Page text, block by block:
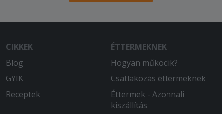
CIKKEK
Blog
GYIK
Receptek
ÉTTERMEKNEK
Hogyan működik?
Csatlakozás éttermeknek
Éttermek - Azonnali
kiszállítás